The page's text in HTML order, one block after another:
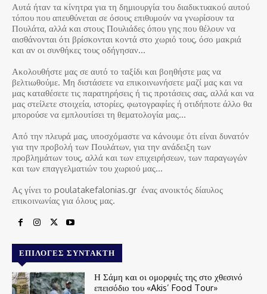
Αυτά ήταν τα κίνητρα για τη δημιουργία του διαδικτυακού αυτού
τόπου που απευθύνεται σε όσους επιθυμούν να γνωρίσουν τα
Πουλάτα, αλλά και στους Πουλιάδες όπου γης που θέλουν να
αισθάνονται ότι βρίσκονται κοντά στο χωριό τους, όσο μακριά
και αν οι συνθήκες τους οδήγησαν…
Ακολουθήστε μας σε αυτό το ταξίδι και βοηθήστε μας να
βελτιωθούμε. Μη διστάσετε να επικοινωνήσετε μαζί μας και να
μας καταθέσετε τις παρατηρήσεις ή τις προτάσεις σας, αλλά και να
μας στείλετε στοιχεία, ιστορίες, φωτογραφίες ή οτιδήποτε άλλο θα
μπορούσε να εμπλουτίσει τη θεματολογία μας…
Από την πλευρά μας, υποσχόμαστε να κάνουμε ότι είναι δυνατόν
για την προβολή των Πουλάτων, για την ανάδειξη των
προβλημάτων τους, αλλά και των επιχειρήσεων, των παραγωγών
και των επαγγελματιών του χωριού μας…
Ας γίνει το poulatakefalonias.gr ένας ανοικτός δίαυλος
επικοινωνίας για όλους μας.
ΕΠΙΛΟΓΈΣ ΣΥΝΤΆΚΤΗ
Η Σάμη και οι ομορφιές της στο χθεσινό
επεισόδιο του «Akis’ Food Tour»